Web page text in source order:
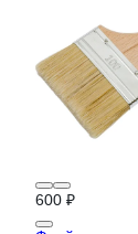
600 ₽